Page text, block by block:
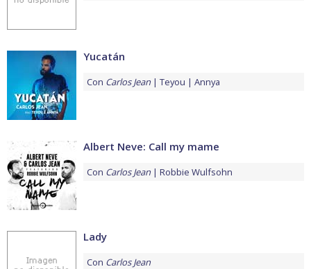
Yucatán
Con Carlos Jean Teyou Annya
Albert Neve: Call my mame
Con Carlos Jean Robbie Wulfsohn
Lady
Con Carlos Jean